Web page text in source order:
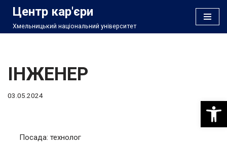
Перейти
Центр кар'єри
Хмельницький національний університет
ІНЖЕНЕР
03.05.2024
Посада: технолог